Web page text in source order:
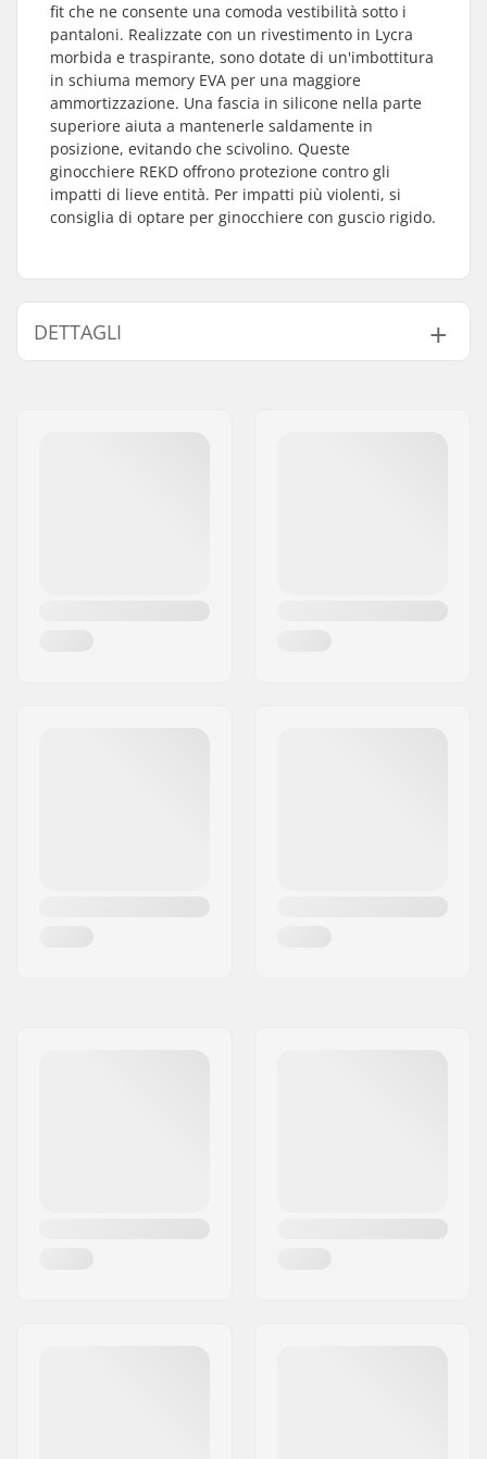
fit che ne consente una comoda vestibilità sotto i
pantaloni. Realizzate con un rivestimento in Lycra
morbida e traspirante, sono dotate di un'imbottitura
in schiuma memory EVA per una maggiore
ammortizzazione. Una fascia in silicone nella parte
superiore aiuta a mantenerle saldamente in
posizione, evitando che scivolino. Queste
ginocchiere REKD offrono protezione contro gli
impatti di lieve entità. Per impatti più violenti, si
consiglia di optare per ginocchiere con guscio rigido.
DETTAGLI